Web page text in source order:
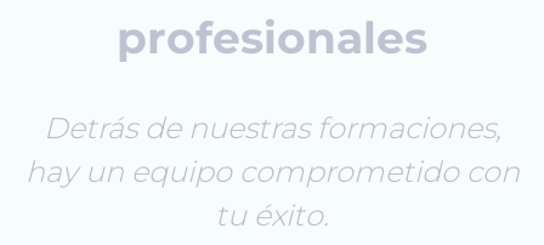
profesionales
Detrás de nuestras formaciones,
hay un equipo comprometido con
tu éxito.